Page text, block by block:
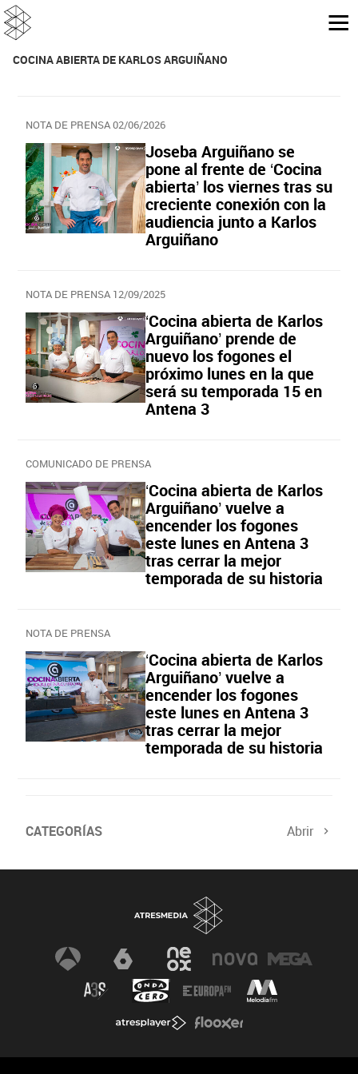
COCINA ABIERTA DE KARLOS ARGUIÑANO
NOTA DE PRENSA 02/06/2026
Joseba Arguiñano se
pone al frente de ‘Cocina
abierta’ los viernes tras su
creciente conexión con la
audiencia junto a Karlos
Arguiñano
NOTA DE PRENSA 12/09/2025
‘Cocina abierta de Karlos
Arguiñano’ prende de
nuevo los fogones el
próximo lunes en la que
será su temporada 15 en
Antena 3
COMUNICADO DE PRENSA
‘Cocina abierta de Karlos
Arguiñano’ vuelve a
encender los fogones
este lunes en Antena 3
tras cerrar la mejor
temporada de su historia
NOTA DE PRENSA
‘Cocina abierta de Karlos
Arguiñano’ vuelve a
encender los fogones
este lunes en Antena 3
tras cerrar la mejor
temporada de su historia
CATEGORÍAS Abrir